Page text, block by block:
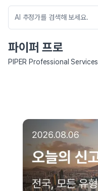
파이퍼 프로
PIPER Professional Services